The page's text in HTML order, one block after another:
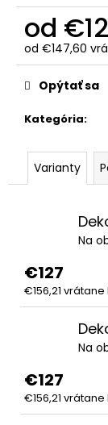
od
od €147,60
Jednotková
cena:
Kategória:
Opýtať sa
Varianty
Na
€127
€156,21 vrátane
Na
€127
€156,21 vrátane